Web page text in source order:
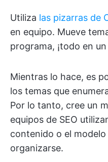
Utiliza las pizarras de
en equipo. Mueve
programa, ¡todo en
Mientras lo hace, es
los temas que
Por lo tanto, cree un
equipos de SEO
contenido o el
organizarse.